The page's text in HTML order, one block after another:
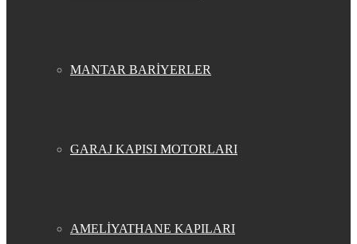
MANTAR BARİYERLER
GARAJ KAPISI MOTORLARI
AMELİYATHANE KAPILARI